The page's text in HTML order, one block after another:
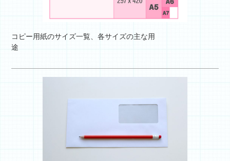
コピー用紙のサイズ一覧、各サイズの主な用
途